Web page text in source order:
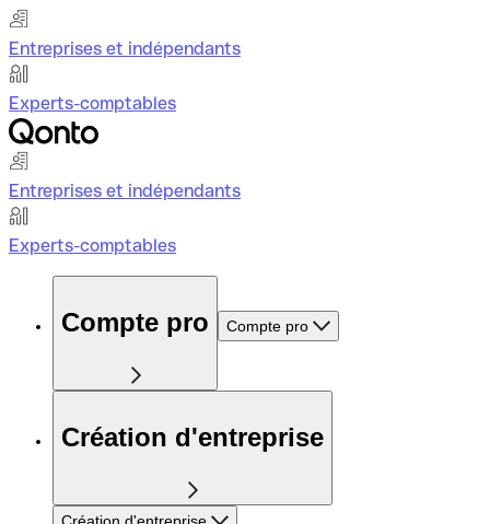
Entreprises et indépendants
Experts-comptables
Entreprises et indépendants
Experts-comptables
Compte pro Compte pro
Création d'entreprise